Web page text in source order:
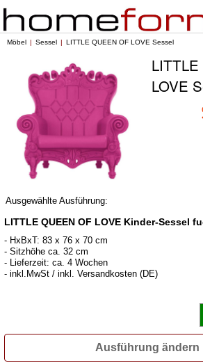
Möbel Sessel LITTLE QUEEN OF LOVE Sessel
LOVE
Ausgewählte Ausführung:
LITTLE QUEEN OF LOVE Kinder-Sessel
- HxBxT: 83 x 76 x 70 cm
- Sitzhöhe ca. 32 cm
- Lieferzeit: ca. 4 Wochen
- inkl.MwSt / inkl. Versandkosten (DE)
Ausführung ändern